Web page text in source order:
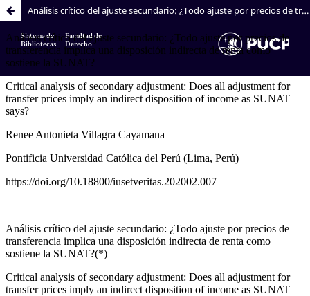
Sistema de
Bibliotecas
Facultad de
Derecho
Análisis crítico del ajuste secundario: ¿Todo ajuste por precios de transferencia implica una disposición indirecta de renta como sostiene la SUNAT?